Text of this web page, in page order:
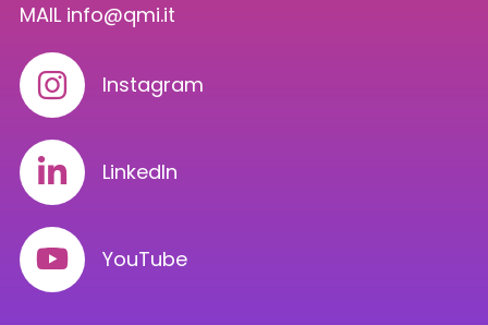
MAIL info@qmi.it
Instagram
LinkedIn
YouTube